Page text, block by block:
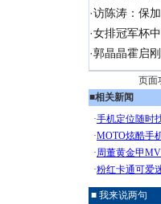
·访陈涛：保
·女排冠军杯
·郭晶晶霍启
页面
■相关新闻
■ 我来说两句